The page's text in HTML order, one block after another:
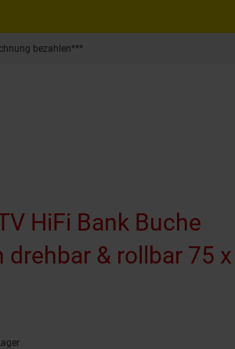
bezahlen***
HiFi Bank Buche
& rollbar 75 x